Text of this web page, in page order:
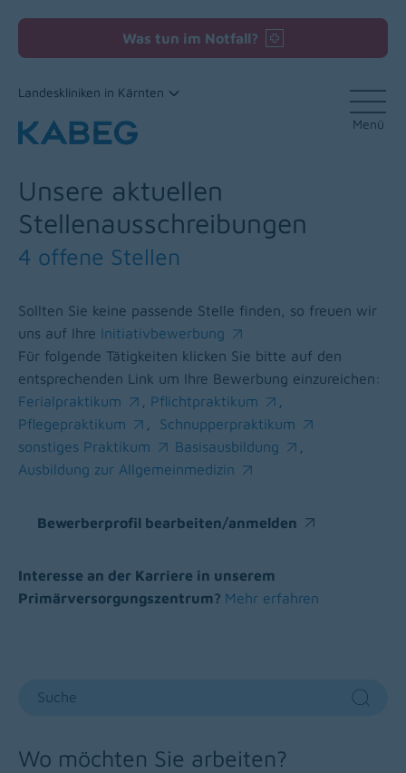
Was tun im Notfall?
Landeskliniken in Kärnten
Menü
Unsere aktuellen
Stellenausschreibungen
4 offene Stellen
Sollten Sie keine passende Stelle finden, so freuen wir
uns auf Ihre Initiativbewerbung
(opens in a new window)
Für folgende Tätigkeiten klicken Sie bitte auf den
entsprechenden Link um Ihre Bewerbung einzureichen:
Ferialpraktikum
(opens in a new window)
Pflichtpraktikum
(opens in a new window)
Pflegepraktikum
(opens in a new window)
Schnupperpraktikum
(opens in a new window)
sonstiges Praktikum
(opens in a new window)
Basisausbildung
(opens in a new window)
Ausbildung zur Allgemeinmedizin
(opens in a new window)
Bewerberprofil bearbeiten/anmelden
(opens in a new window)
Interesse an der Karriere in unserem
Primärversorgungszentrum? Mehr erfahren
Suche
Wo möchten Sie arbeiten?